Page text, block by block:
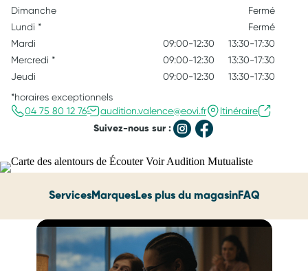
Dimanche
Fermé
Lundi *
Fermé
Mardi
09:00-12:30
13:30-17:30
Mercredi * 09:00-12:30
13:30-17:30
Jeudi
09:00-12:30
13:30-17:30
*horaires exceptionnels
04 75 80 12 76
audition.valence@eovi.fr Itinéraire
Suivez-nous sur :
ServicesMarquesLes plus du magasinFAQ